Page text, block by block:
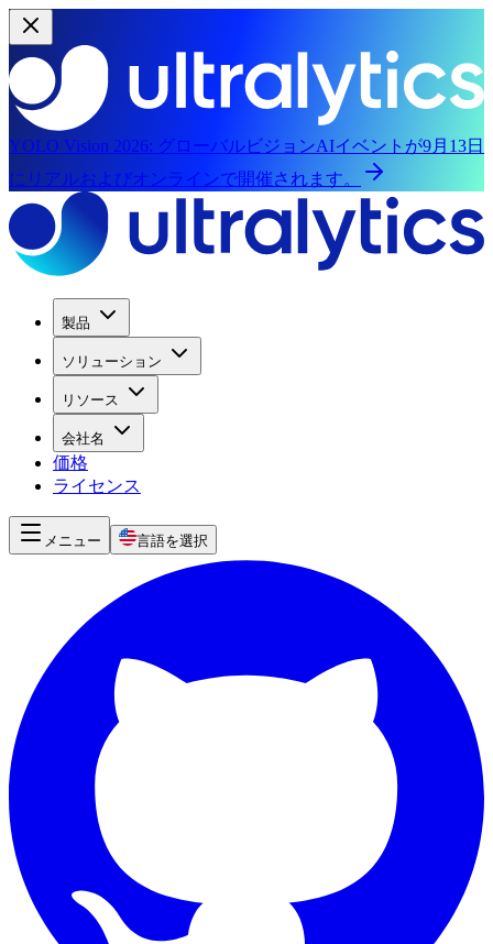
YOLO Vision 2026: グローバルビジョンAIイベントが9月13日
にリアルおよびオンラインで開催されます。
製品
ソリューション
リソース
会社名
価格
ライセンス
メニュー 言語を選択